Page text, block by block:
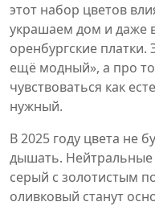
этот набор цветов
украшаем дом и даже
оренбургские платки.
ещё модный», а про
чувствоваться как
нужный.
В 2025 году цвета не
дышать. Нейтральные
серый с золотистым
оливковый станут